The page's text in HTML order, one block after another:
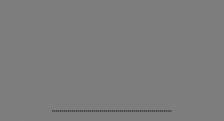
............................................................